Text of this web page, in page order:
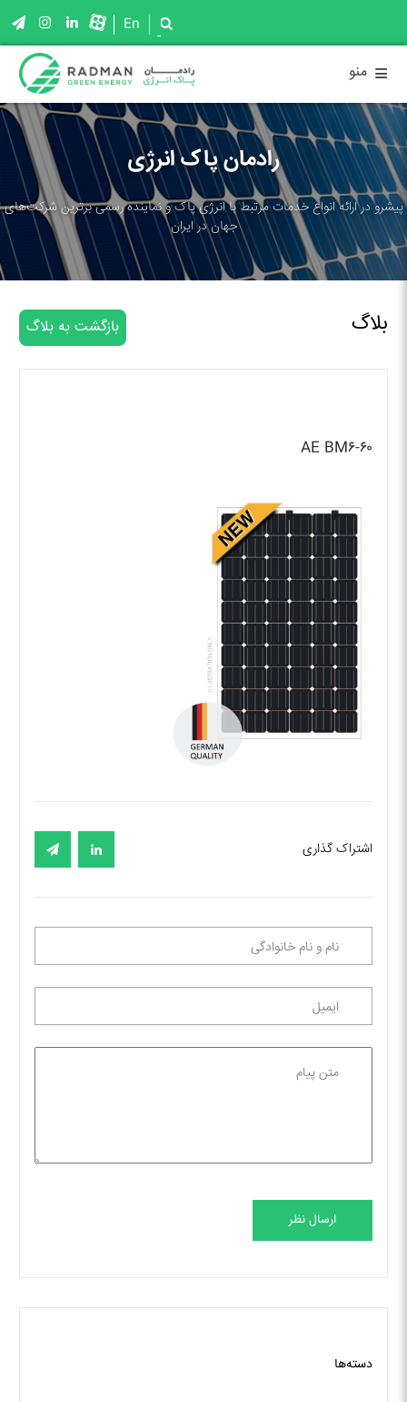
En
≡ منو
رادمان پاک انرژی
پیشرو در ارائه انواع خدمات مرتبط با انرژی پاک و نماینده رسمی برترین شرکت‌های
جهان در ایران
بلاگ بازگشت به بلاگ
AE BM۶-۶۰
اشتراک گذاری
ارسال نظر
دسته‌ها